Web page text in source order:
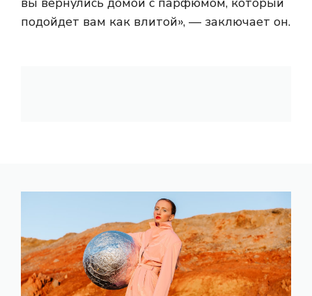
подойдет вам как влитой», — заключает он.